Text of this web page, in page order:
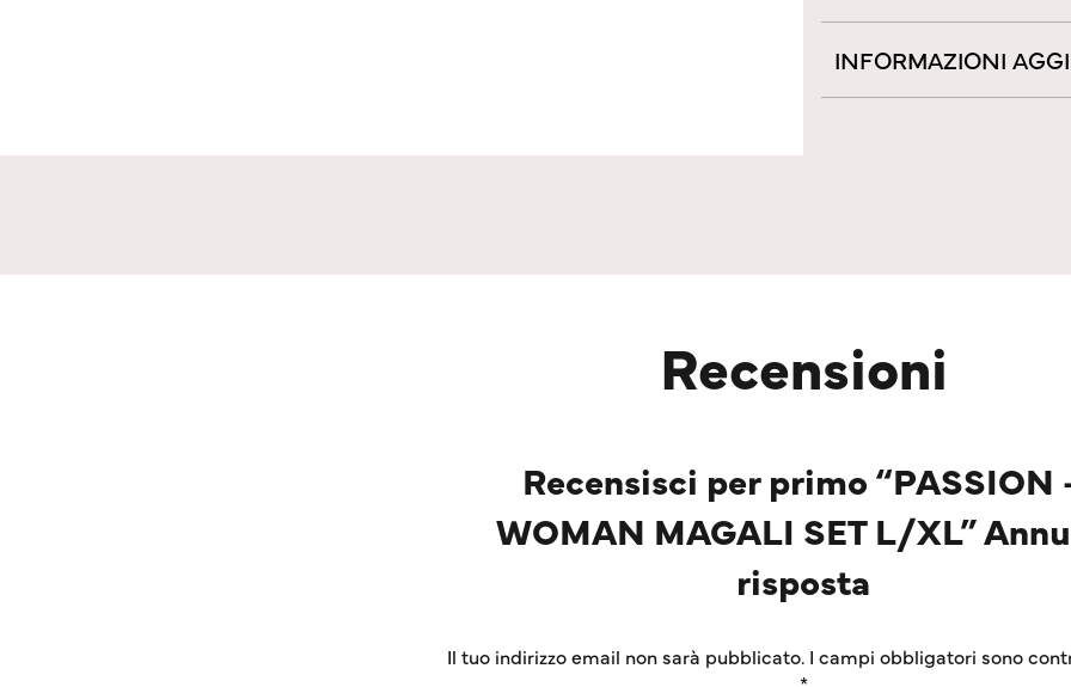
INFORMAZIONI
Recensioni
Recensisci per primo “PASSION
WOMAN MAGALI SET L/XL”
risposta
Il tuo indirizzo email non sarà pubblicato. I campi obbligatori sono